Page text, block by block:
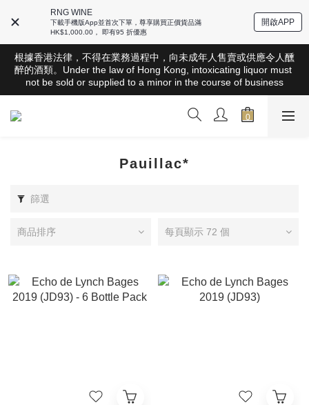
RNG WINE
下載手機版App並首次下單，尊享購買正價貨品滿
HK$1,000.00， 即有95 折優惠
開啟APP
根據香港法律，不得在業務過程中，向未成年人售賣或供應令人醺
醉的酒類。Under the law of Hong Kong, intoxicating liquor must
not be sold or supplied to a minor in the course of business
根據香港法律，不得在業務過程中，向未成年人售賣或供應令人醺
醉的酒類。Under the law of Hong Kong, intoxicating liquor must
not be sold or supplied to a minor in the course of business
全店滿HK$1000 免運費（香港）； HK$2500 免運費（澳門）；
SGD800 免運費（新加坡）；TWD20,000免運費（台灣）；
157,000円免運費（日本）
醉的酒類。Under the law of Hong Kong, intoxicating liquor must
not be sold or supplied to a minor in the course of business
Pauillac*
篩選
商品排序 每頁顯示 72 個